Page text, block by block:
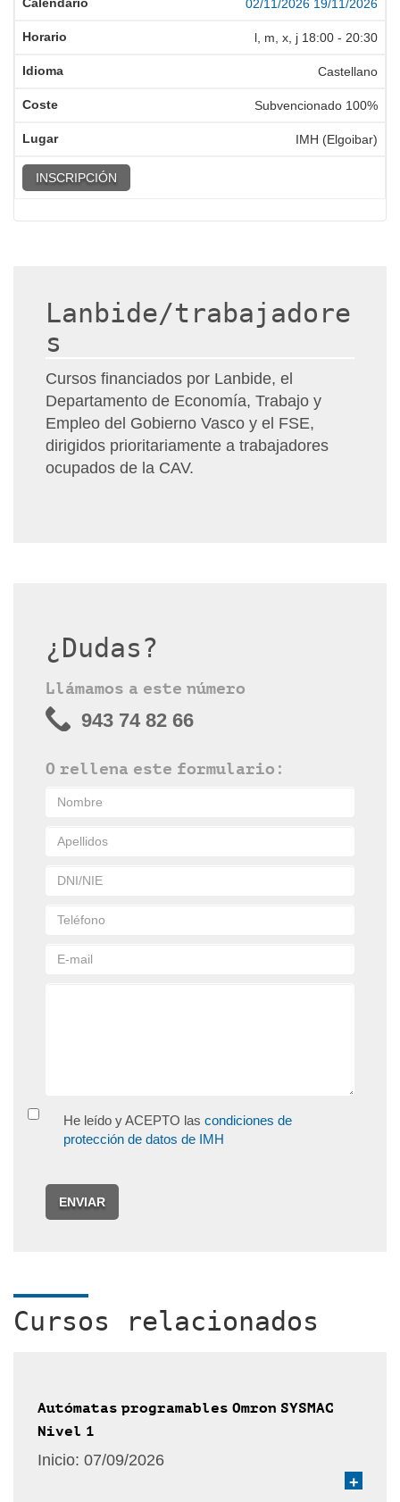
02/11/2026 19/11/2026
l, m, x, j 18:00 - 20:30
Castellano
Subvencionado 100%
IMH (Elgoibar)
INSCRIPCIÓN
Lanbide/trabajadore
s
Cursos financiados por Lanbide, el
Departamento de Economía, Trabajo y
Empleo del Gobierno Vasco y el FSE,
dirigidos prioritariamente a trabajadores
ocupados de la CAV.
¿Dudas?
Llámamos a este número
943 74 82 66
O rellena este formulario:
He leído y ACEPTO las condiciones de
protección de datos de IMH
ENVIAR
Cursos relacionados
Autómatas programables Omron SYSMAC
Nivel 1
Inicio: 07/09/2026
+